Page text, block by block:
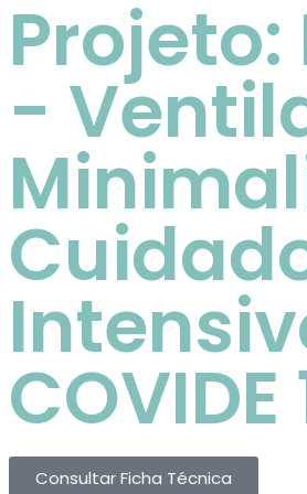
Projeto:
-
COVIDE
Consultar Ficha Técnica